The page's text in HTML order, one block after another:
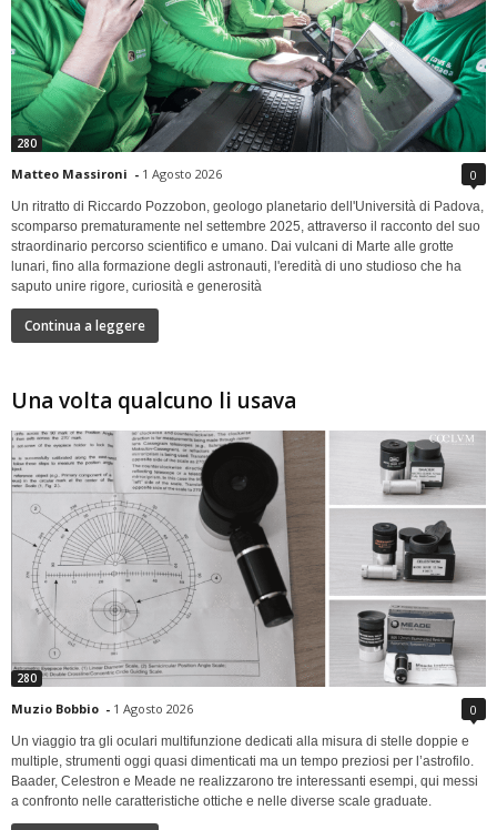
280
Matteo Massironi - 1 Agosto 2026 0
Un ritratto di Riccardo Pozzobon, geologo planetario dell'Università di Padova,
scomparso prematuramente nel settembre 2025, attraverso il racconto del suo
straordinario percorso scientifico e umano. Dai vulcani di Marte alle grotte
lunari, fino alla formazione degli astronauti, l'eredità di uno studioso che ha
saputo unire rigore, curiosità e generosità
Continua a leggere
Una volta qualcuno li usava
280
Muzio Bobbio - 1 Agosto 2026 0
Un viaggio tra gli oculari multifunzione dedicati alla misura di stelle doppie e
multiple, strumenti oggi quasi dimenticati ma un tempo preziosi per l’astrofilo.
Baader, Celestron e Meade ne realizzarono tre interessanti esempi, qui messi
a confronto nelle caratteristiche ottiche e nelle diverse scale graduate.